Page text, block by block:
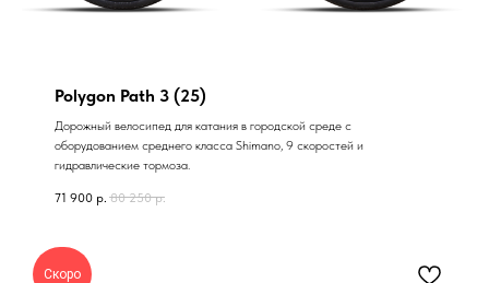
Polygon Path 3 (25)
Дорожный велосипед для катания в городской среде с
оборудованием среднего класса Shimano, 9 скоростей и
гидравлические тормоза.
71 900 р. 80 250 р.
Скоро